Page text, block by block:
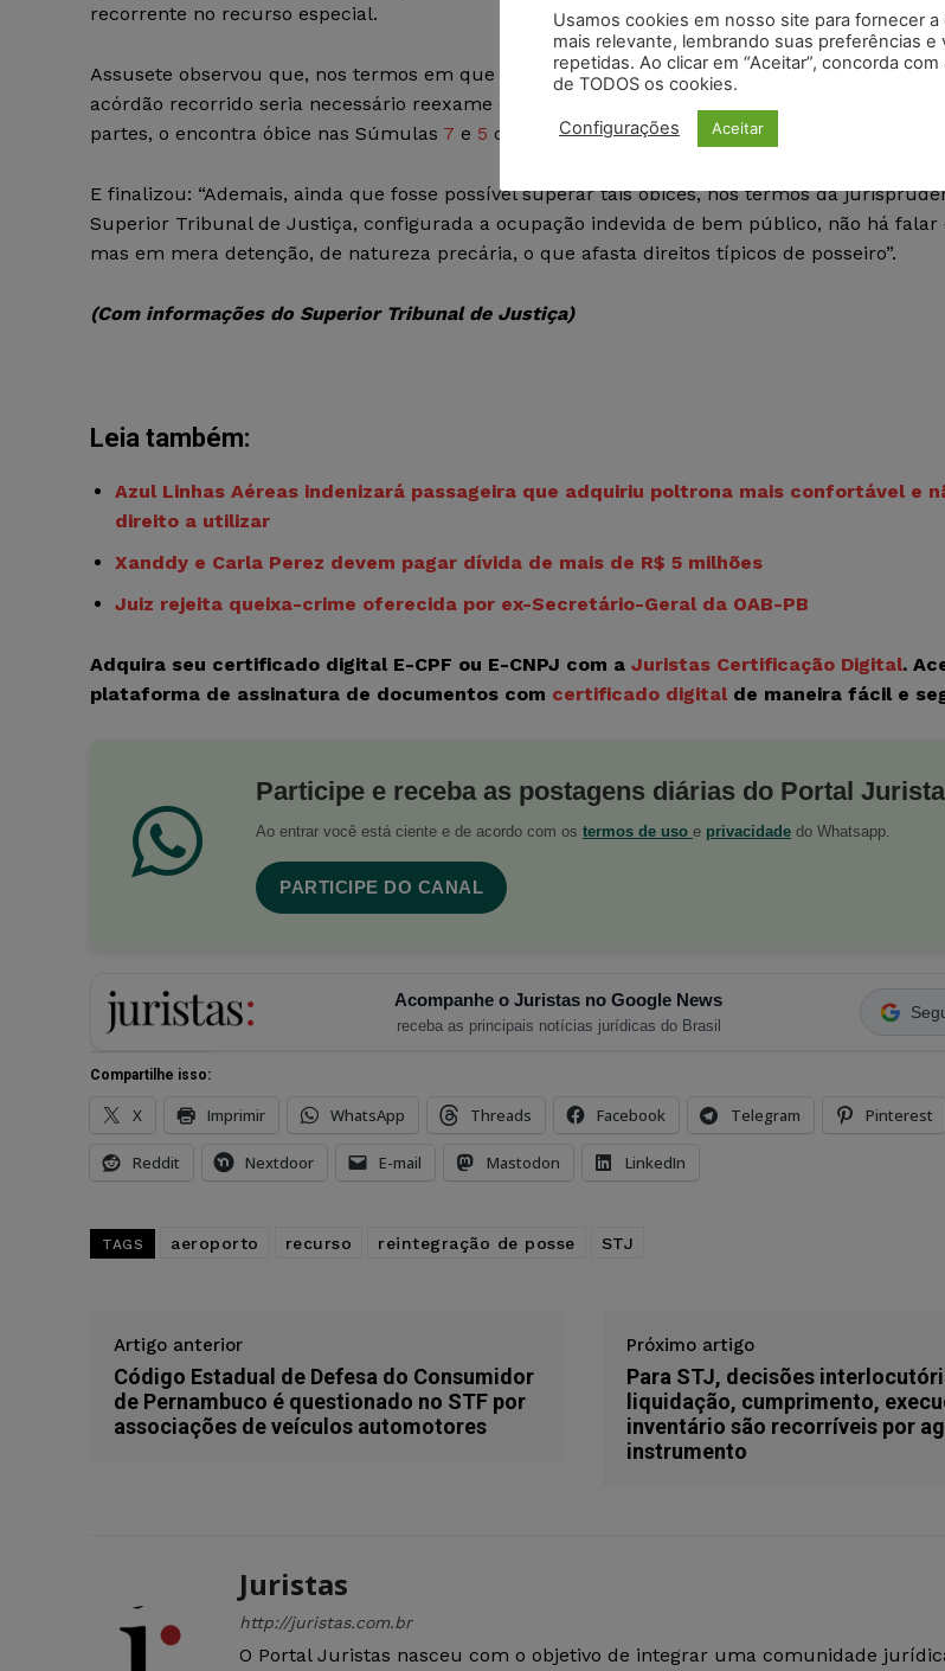
recorrente no recurso especial.
Assusete observou que, nos termos em que a causa foi decidida, para infirmar os
acórdão recorrido seria necessário reexame de provas e das cláusulas do contrato celebrado
partes, o encontra óbice nas Súmulas 7 e 5 do STJ.
E finalizou: “Ademais, ainda que fosse possível superar tais óbices, nos termos da
Superior Tribunal de Justiça, configurada a ocupação indevida de bem público, não há falar
mas em mera detenção, de natureza precária, o que afasta direitos típicos de posseiro”.
(Com informações do Superior Tribunal de Justiça)
Leia também:
Azul Linhas Aéreas indenizará passageira que adquiriu poltrona mais confortável e
direito a utilizar
Xanddy e Carla Perez devem pagar dívida de mais de R$ 5 milhões
Juiz rejeita queixa-crime oferecida por ex-Secretário-Geral da OAB-PB
Adquira seu certificado digital E-CPF ou E-CNPJ com a Juristas Certificação Digital.
plataforma de assinatura de documentos com certificado digital de maneira fácil e
Participe e receba as postagens diárias do Portal
Ao entrar você está ciente e de acordo com os termos de uso e privacidade do Whatsapp.
PARTICIPE DO CANAL
Acompanhe o Juristas no Google News
receba as principais notícias jurídicas do Brasil
Compartilhe isso:
X Imprimir WhatsApp Threads Facebook Telegram Pinterest
Reddit Nextdoor E-mail Mastodon LinkedIn
TAGS aeroporto recurso reintegração de posse STJ
Artigo anterior
Código Estadual de Defesa do Consumidor
de Pernambuco é questionado no STF por
associações de veículos automotores
Próximo artigo
Para STJ, decisões
liquidação, cumprimento,
inventário são recorríveis por
instrumento
Juristas
http://juristas.com.br
O Portal Juristas nasceu com o objetivo de integrar uma comunidade
Usamos cookies em nosso site para fornecer a
mais relevante, lembrando suas preferências e
repetidas. Ao clicar em “Aceitar”, concorda com
de TODOS os cookies.
Configurações Aceitar